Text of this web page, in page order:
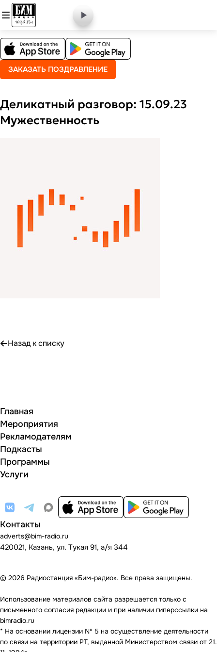
ЗАКАЗАТЬ ПОЗДРАВЛЕНИЕ
Деликатный разговор: 15.09.23
Мужественность
Назад к списку
Главная
Мероприятия
Рекламодателям
Подкасты
Программы
Услуги
Контакты
adverts@bim-radio.ru
420021, Казань, ул. Тукая 91, а/я 344
© 2026 Радиостанция «Бим-радио». Все права защищены.
Использование материалов сайта разрешается только с
письменного согласия редакции и при наличии гиперссылки на
bimradio.ru
* На основании лицензии Nº 5 на осуществление деятельности
по связи на территории РТ, выданной Министерством связи от 21.